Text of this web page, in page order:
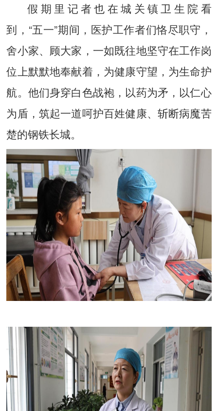
假期里记者也在城关镇卫生院看
到，“五一”期间，医护工作者们恪尽职守，
舍小家、顾大家，一如既往地坚守在工作岗
位上默默地奉献着，为健康守望，为生命护
航。他们身穿白色战袍，以药为矛，以仁心
为盾，筑起一道呵护百姓健康、斩断病魔苦
楚的钢铁长城。